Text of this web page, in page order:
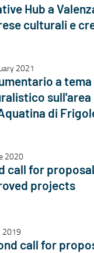
Hub a
culturali e
2021
a tema
di
2020
call for
projects
2019
call for